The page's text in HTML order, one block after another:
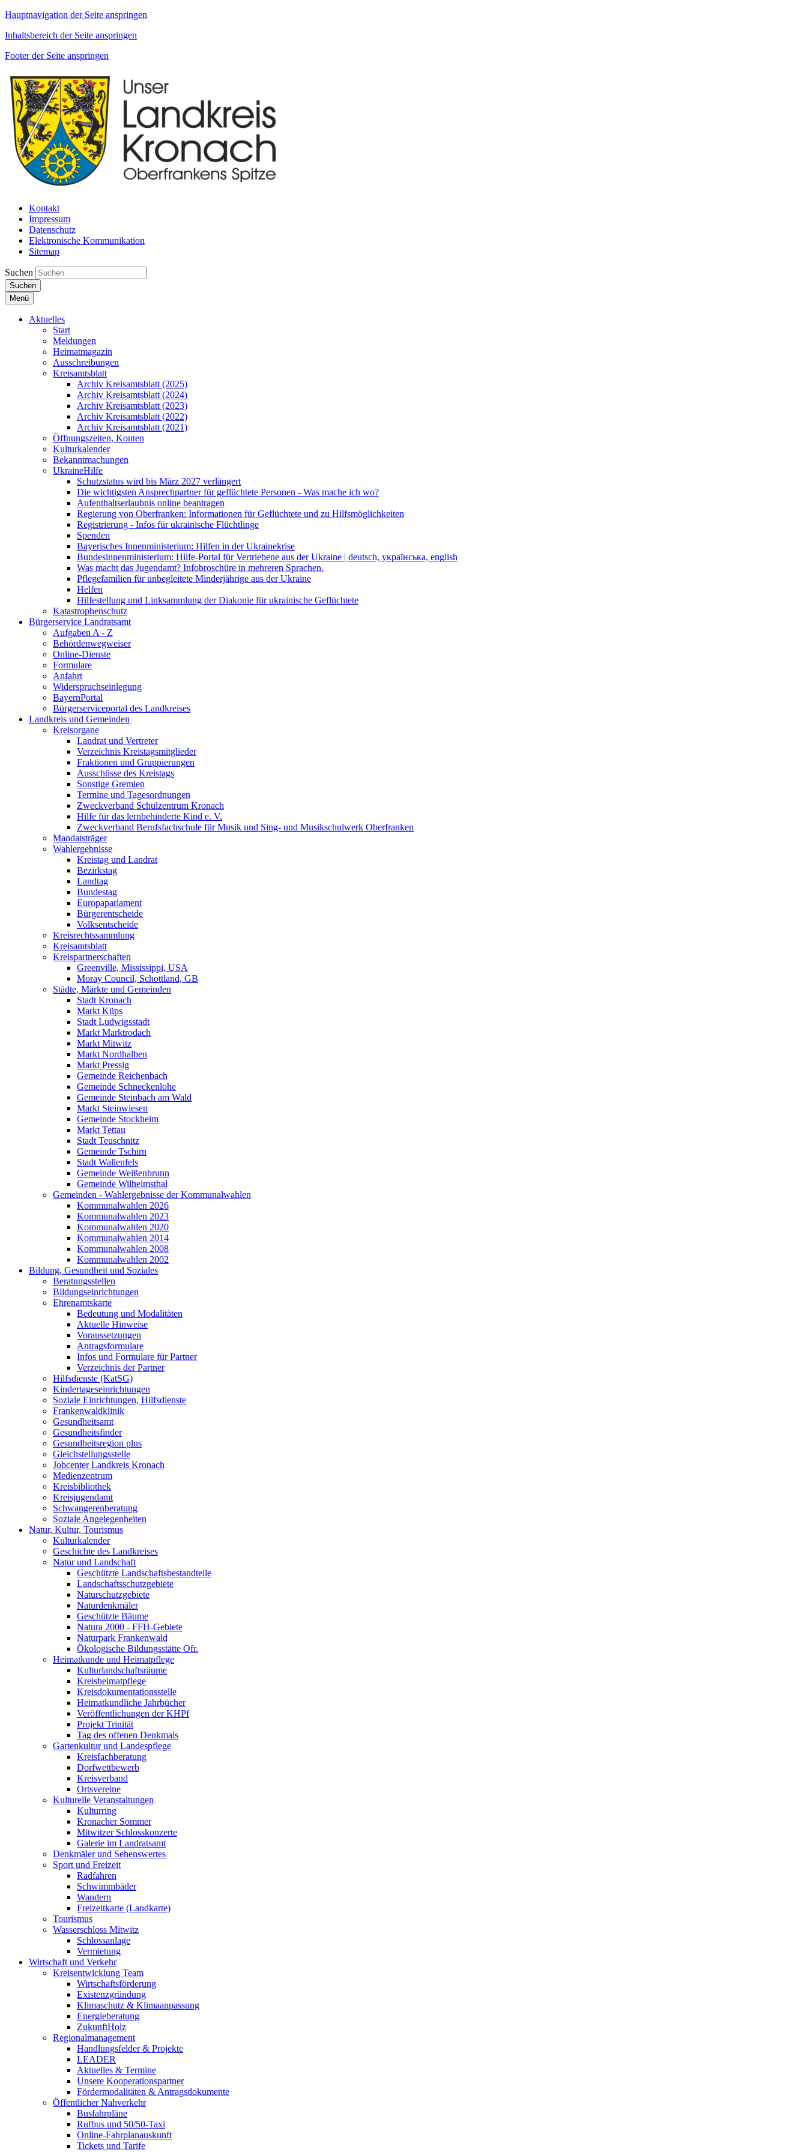
Hauptnavigation der Seite anspringen
Inhaltsbereich der Seite anspringen
Footer der Seite anspringen
Kontakt
Impressum
Datenschutz
Elektronische Kommunikation
Sitemap
Suchen
Suchen
Menü
Aktuelles
Start
Meldungen
Heimatmagazin
Ausschreibungen
Kreisamtsblatt
Archiv Kreisamtsblatt (2025)
Archiv Kreisamtsblatt (2024)
Archiv Kreisamtsblatt (2023)
Archiv Kreisamtsblatt (2022)
Archiv Kreisamtsblatt (2021)
Öffnungszeiten, Konten
Kulturkalender
Bekanntmachungen
UkraineHilfe
Schutzstatus wird bis März 2027 verlängert
Die wichtigsten Ansprechpartner für geflüchtete Personen - Was mache ich wo?
Aufenthaltserlaubnis online beantragen
Regierung von Oberfranken: Informationen für Geflüchtete und zu Hilfsmöglichkeiten
Registrierung - Infos für ukrainische Flüchtlinge
Spenden
Bayerisches Innenministerium: Hilfen in der Ukrainekrise
Bundesinnenministerium: Hilfe-Portal für Vertriebene aus der Ukraine | deutsch, українська, english
Was macht das Jugendamt? Infobroschüre in mehreren Sprachen.
Pflegefamilien für unbegleitete Minderjährige aus der Ukraine
Helfen
Hilfestellung und Linksammlung der Diakonie für ukrainische Geflüchtete
Katastrophenschutz
Bürgerservice Landratsamt
Aufgaben A - Z
Behördenwegweiser
Online-Dienste
Formulare
Anfahrt
Widerspruchseinlegung
BayernPortal
Bürgerserviceportal des Landkreises
Landkreis und Gemeinden
Kreisorgane
Landrat und Vertreter
Verzeichnis Kreistagsmitglieder
Fraktionen und Gruppierungen
Ausschüsse des Kreistags
Sonstige Gremien
Termine und Tagesordnungen
Zweckverband Schulzentrum Kronach
Hilfe für das lernbehinderte Kind e. V.
Zweckverband Berufsfachschule für Musik und Sing- und Musikschulwerk Oberfranken
Mandatsträger
Wahlergebnisse
Kreistag und Landrat
Bezirkstag
Landtag
Bundestag
Europaparlament
Bürgerentscheide
Volksentscheide
Kreisrechtssammlung
Kreisamtsblatt
Kreispartnerschaften
Greenville, Mississippi, USA
Moray Council, Schottland, GB
Städte, Märkte und Gemeinden
Stadt Kronach
Markt Küps
Stadt Ludwigsstadt
Markt Marktrodach
Markt Mitwitz
Markt Nordhalben
Markt Pressig
Gemeinde Reichenbach
Gemeinde Schneckenlohe
Gemeinde Steinbach am Wald
Markt Steinwiesen
Gemeinde Stockheim
Markt Tettau
Stadt Teuschnitz
Gemeinde Tschirn
Stadt Wallenfels
Gemeinde Weißenbrunn
Gemeinde Wilhelmsthal
Gemeinden - Wahlergebnisse der Kommunalwahlen
Kommunalwahlen 2026
Kommunalwahlen 2023
Kommunalwahlen 2020
Kommunalwahlen 2014
Kommunalwahlen 2008
Kommunalwahlen 2002
Bildung, Gesundheit und Soziales
Beratungsstellen
Bildungseinrichtungen
Ehrenamtskarte
Bedeutung und Modalitäten
Aktuelle Hinweise
Voraussetzungen
Antragsformulare
Infos und Formulare für Partner
Verzeichnis der Partner
Hilfsdienste (KatSG)
Kindertageseinrichtungen
Soziale Einrichtungen, Hilfsdienste
Frankenwaldklinik
Gesundheitsamt
Gesundheitsfinder
Gesundheitsregion plus
Gleichstellungsstelle
Jobcenter Landkreis Kronach
Medienzentrum
Kreisbibliothek
Kreisjugendamt
Schwangerenberatung
Soziale Angelegenheiten
Natur, Kultur, Tourismus
Kulturkalender
Geschichte des Landkreises
Natur und Landschaft
Geschützte Landschaftsbestandteile
Landschaftsschutzgebiete
Naturschutzgebiete
Naturdenkmäler
Geschützte Bäume
Natura 2000 - FFH-Gebiete
Naturpark Frankenwald
Ökologische Bildungsstätte Ofr.
Heimatkunde und Heimatpflege
Kulturlandschaftsräume
Kreisheimatpflege
Kreisdokumentationsstelle
Heimatkundliche Jahrbücher
Veröffentlichungen der KHPf
Projekt Trinität
Tag des offenen Denkmals
Gartenkultur und Landespflege
Kreisfachberatung
Dorfwettbewerb
Kreisverband
Ortsvereine
Kulturelle Veranstaltungen
Kulturring
Kronacher Sommer
Mitwitzer Schlosskonzerte
Galerie im Landratsamt
Denkmäler und Sehenswertes
Sport und Freizeit
Radfahren
Schwimmbäder
Wandern
Freizeitkarte (Landkarte)
Tourismus
Wasserschloss Mitwitz
Schlossanlage
Vermietung
Wirtschaft und Verkehr
Kreisentwicklung Team
Wirtschaftsförderung
Existenzgründung
Klimaschutz & Klimaanpassung
Energieberatung
ZukunftHolz
Regionalmanagement
Handlungsfelder & Projekte
LEADER
Aktuelles & Termine
Unsere Kooperationspartner
Fördermodalitäten & Antragsdokumente
Öffentlicher Nahverkehr
Busfahrpläne
Rufbus und 50/50-Taxi
Online-Fahrplanauskunft
Tickets und Tarife